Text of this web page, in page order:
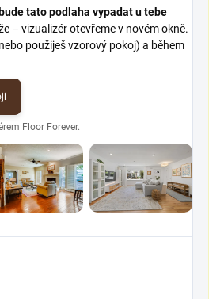
tato podlaha vypadat u tebe
– vizualizér otevřeme v novém okně.
použiješ vzorový pokoj) a během
Floor Forever.